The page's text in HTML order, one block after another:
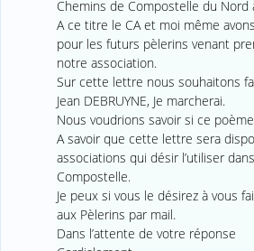
Chemins de Compostelle du Nord
A ce titre le CA et moi même
pour les futurs pèlerins venant
notre association.
Sur cette lettre nous souhaitons
Jean DEBRUYNE, Je marcherai.
Nous voudrions savoir si ce
A savoir que cette lettre sera
associations qui désir l’utiliser
Compostelle.
Je peux si vous le désirez à vous
aux Pèlerins par mail.
Dans l’attente de votre réponse